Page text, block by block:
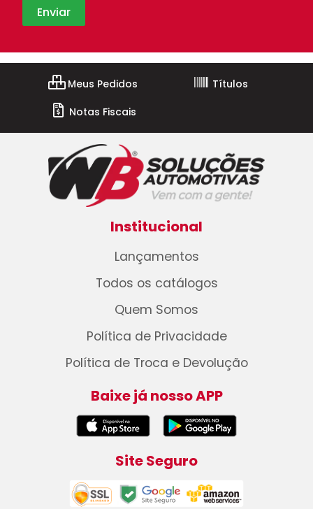
Meus Pedidos
Títulos
Notas Fiscais
Institucional
Lançamentos
Todos os catálogos
Quem Somos
Política de Privacidade
Política de Troca e Devolução
Baixe já nosso APP
Site Seguro